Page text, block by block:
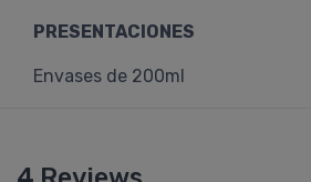
PRESENTACIONES
Envases de 200ml